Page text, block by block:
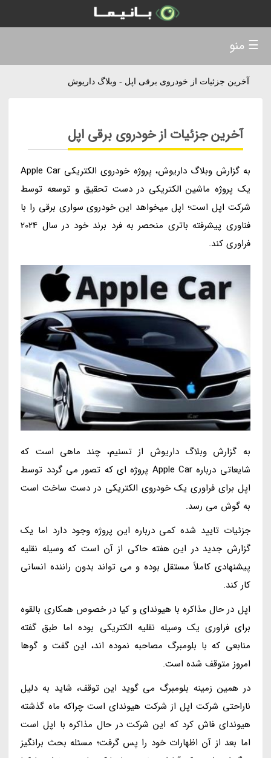
آخرین جزئیات از خودروی برقی اپل - وبلاگ داریوش
آخرین جزئیات از خودروی برقی اپل
به گزارش وبلاگ داریوش، پروژه خودروی الکتریکی Apple Car
یک پروژه ماشین الکتریکی در دست تحقیق و توسعه توسط
شرکت اپل است؛ اپل میخواهد این خودروی سواری برقی را با
فناوری پیشرفته باتری منحصر به فرد برند خود در سال 2024
فراوری کند.
به گزارش وبلاگ داریوش از تسنیم، چند ماهی است که
شایعاتی درباره Apple Car پروژه ای که تصور می گردد توسط
اپل برای فراوری یک خودروی الکتریکی در دست ساخت است
به گوش می رسد.
جزئیات تایید شده کمی درباره این پروژه وجود دارد اما یک
گزارش جدید در این هفته حاکی از آن است که وسیله نقلیه
پیشنهادی کاملاً مستقل بوده و می تواند بدون راننده انسانی
کار کند.
اپل در حال مذاکره با هیوندای و کیا در خصوص همکاری بالقوه
برای فراوری یک وسیله نقلیه الکتریکی بوده اما طبق گفته
منابعی که با بلومبرگ مصاحبه نموده اند، این گفت و گوها
امروز متوقف شده است.
در همین زمینه بلومبرگ می گوید این توقف، شاید به دلیل
ناراحتی شرکت اپل از شرکت هیوندای است چراکه ماه گذشته
هیوندای فاش کرد که این شرکت در حال مذاکره با اپل است
اما بعد از آن اظهارات خود را پس گرفت؛ مسئله بحث برانگیز
☰ منو